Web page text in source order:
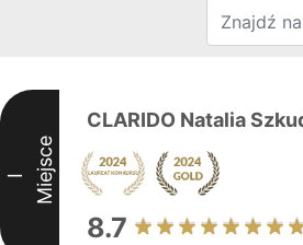
I Miejsce
CLARIDO Natalia
8.7